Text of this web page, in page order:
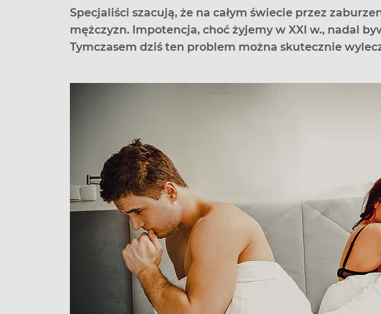
Specjaliści szacują, że na całym świecie przez
mężczyzn. Impotencja, choć żyjemy w XXI w., nadal
Tymczasem dziś ten problem można skutecznie